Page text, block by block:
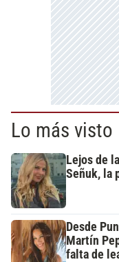
Lo más visto
Lejos de
Señuk, la
Desde
Martín
falta de